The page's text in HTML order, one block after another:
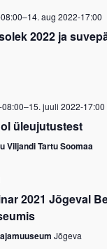
–14. aug 2022-17:00
2022 ja
–15. juuli 2022-17:00
üleujutustest
Viljandi Tartu Soomaa
2021 Jõgeval
Jõgeva